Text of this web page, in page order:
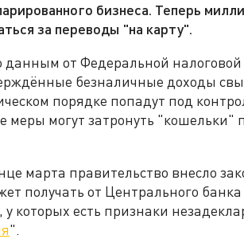
бизнеса. Теперь
за переводы "на карту".
данным от Федеральной
безналичные доходы
порядке попадут под
меры могут затронуть "кошельки"
марта правительство внесло
получать от Центрального
которых есть признаки
".